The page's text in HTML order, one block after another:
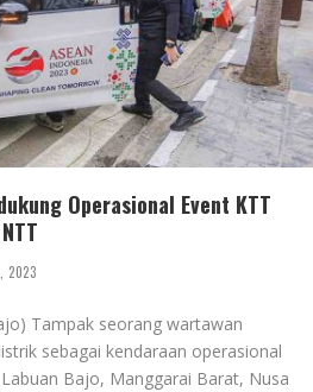
Operasional Event KTT
2023
Tampak seorang wartawan
sebagai kendaraan operasional
Bajo, Manggarai Barat, Nusa